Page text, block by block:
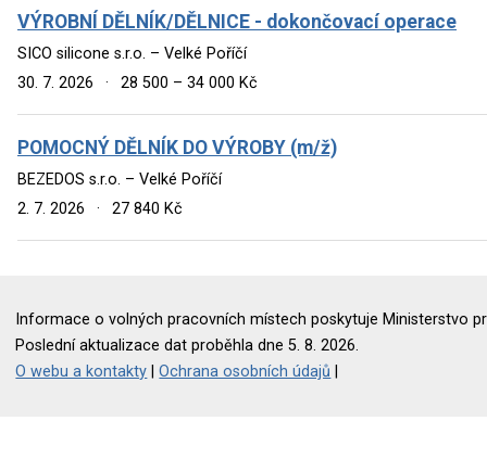
VÝROBNÍ DĚLNÍK/DĚLNICE - dokončovací operace
SICO silicone s.r.o. – Velké Poříčí
30. 7. 2026
· 28 500 – 34 000 Kč
POMOCNÝ DĚLNÍK DO VÝROBY (m/ž)
BEZEDOS s.r.o. – Velké Poříčí
2. 7. 2026
· 27 840 Kč
Informace o volných pracovních místech poskytuje Ministerstvo
Poslední aktualizace dat proběhla dne 5. 8. 2026.
O webu a kontakty |Ochrana osobních údajů